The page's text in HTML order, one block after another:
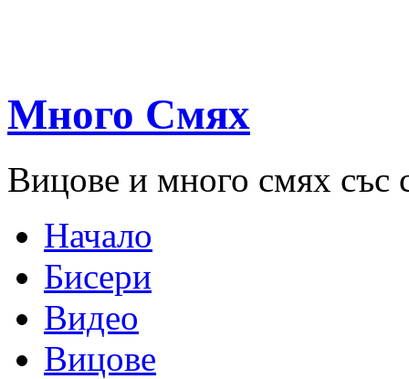
Много Смях
Вицове и много смях със
Начало
Бисери
Видео
Вицове